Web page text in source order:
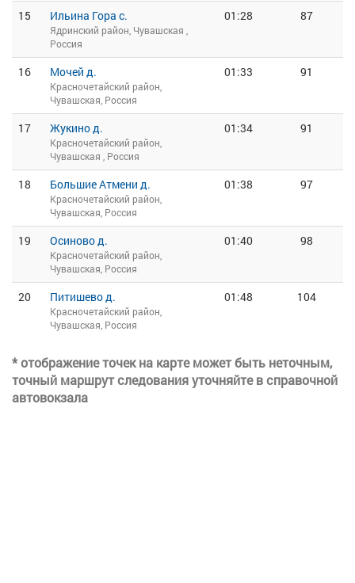
15 Ильина Гора с.
Ядринский район, Чувашская ,
Россия
01:28 87
16 Мочей д.
Красночетайский район,
Чувашская, Россия
01:33 91
17 Жукино д.
Красночетайский район,
Чувашская , Россия
01:34 91
18 Большие Атмени д.
Красночетайский район,
Чувашская, Россия
01:38 97
19 Осиново д.
Красночетайский район,
Чувашская, Россия
01:40 98
20 Питишево д.
Красночетайский район,
Чувашская, Россия
01:48 104
* отображение точек на карте может быть неточным,
точный маршрут следования уточняйте в справочной
автовокзала